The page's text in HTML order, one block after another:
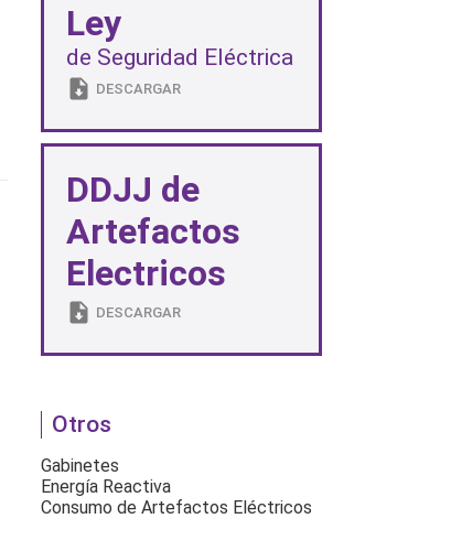
Ley
de Seguridad Eléctrica
DESCARGAR
DDJJ de
Artefactos
Electricos
DESCARGAR
Otros
Gabinetes
Energía Reactiva
Consumo de Artefactos Eléctricos